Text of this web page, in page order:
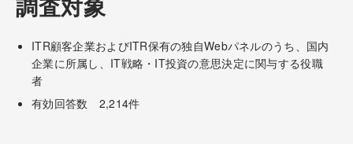
ITR顧客企業およびITR保有の独自Webパネルのうち、国内
企業に所属し、IT戦略・IT投資の意思決定に関与する役職
者
有効回答数 2,214件